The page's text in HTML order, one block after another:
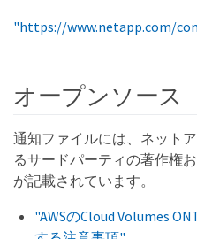
"https://www.netapp.com/
オープンソース
通知ファイルには、ネット
るサードパーティの著作権
が記載されています。
"AWSのCloud Volumes